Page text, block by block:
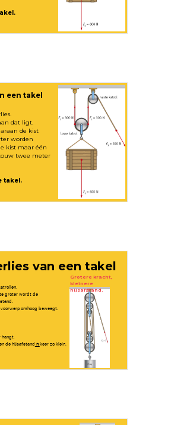
een takel
dat ligt.
de kist
worden
kist maar één
twee meter
takel.
van een takel
groter wordt de
omhoog beweegt.
de hijsafstand nkeer zo klein.
Grotere kracht,
kleinere
hijsafstand.